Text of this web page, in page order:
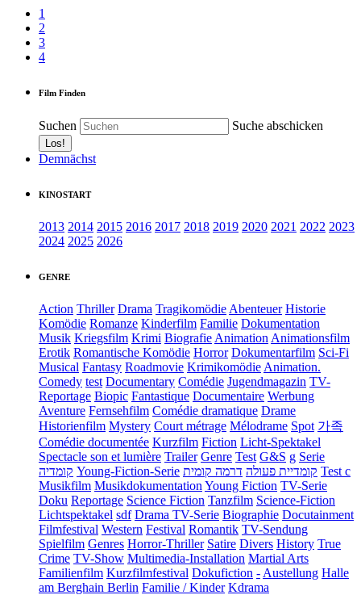
1
2
3
4
Film Finden
Suchen Suche abschicken
Demnächst
KINOSTART
2013 2014 2015 2016 2017 2018 2019 2020 2021 2022 2023
2024 2025 2026
GENRE
Action Thriller Drama Tragikomödie Abenteuer Historie
Komödie Romanze Kinderfilm Familie Dokumentation
Musik Kriegsfilm Krimi Biografie Animation Animationsfilm
Erotik Romantische Komödie Horror Dokumentarfilm Sci-Fi
Musical Fantasy Roadmovie Krimikomödie Animation.
Comedy test Documentary Comédie Jugendmagazin TV-
Reportage Biopic Fantastique Documentaire Werbung
Aventure Fernsehfilm Comédie dramatique Drame
Historienfilm Mystery Court métrage Mélodrame Spot 가족
Comédie documentée Kurzfilm Fiction Licht-Spektakel
Spectacle son et lumière Trailer Genre Test G&S g Serie
קומדיה Young-Fiction-Serie קומדיית פעולה דרמה קומית
Test c
Musikfilm Musikdokumentation Young Fiction TV-Serie
Doku Reportage Science Fiction Tanzfilm Science-Fiction
Lichtspektakel sdf Drama TV-Serie Biographie Docutainment
Filmfestival Western Festival Romantik TV-Sendung
Spielfilm Genres Horror-Thriller Satire Divers History True
Crime TV-Show Multimedia-Installation Martial Arts
Familienfilm Kurzfilmfestival Dokufiction - Austellung Halle
am Berghain Berlin Familie / Kinder Kdrama